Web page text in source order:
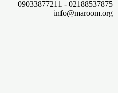
02188537875 - 09033877211
info@maroom.org